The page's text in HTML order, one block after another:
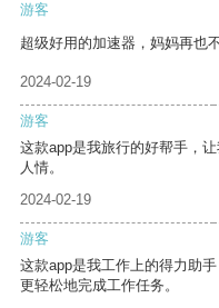
游客
超级好用的加速器，妈妈再也
2024-02-19
游客
这款app是我旅行的好帮手，
人情。
2024-02-19
游客
这款app是我工作上的得力助
更轻松地完成工作任务。